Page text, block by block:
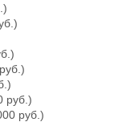
руб.)
руб.)